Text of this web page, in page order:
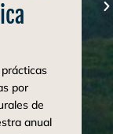
por
de
anual